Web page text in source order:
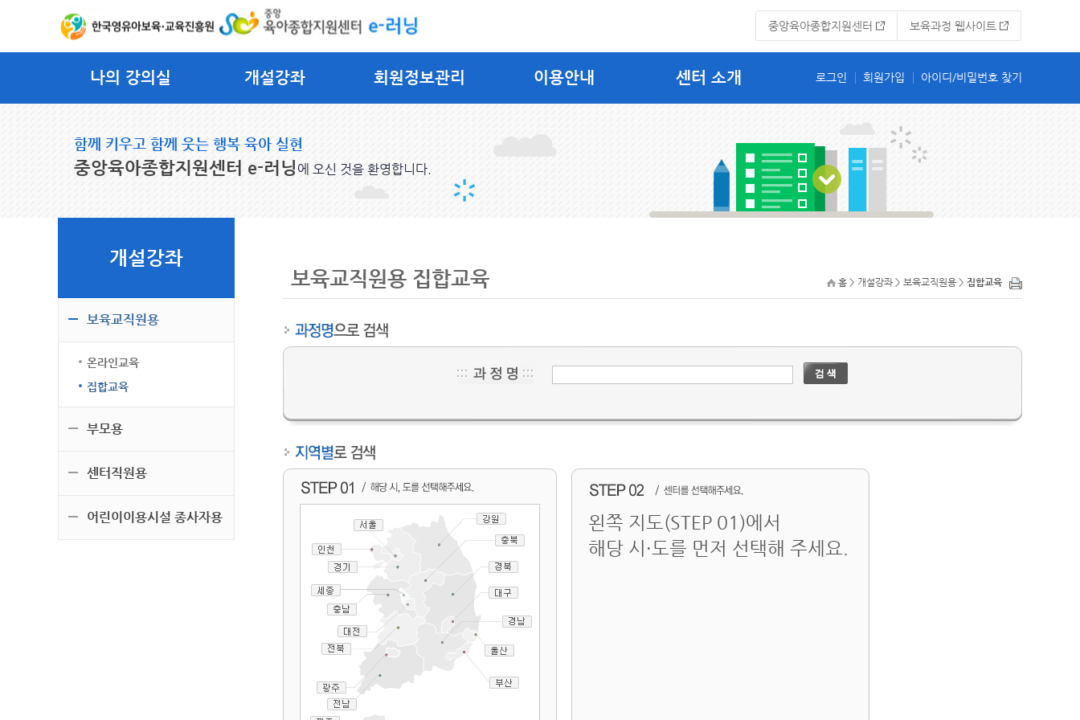
중앙육아종합지원센터 보육과정 웹사이트
나의 강의실 개설강좌 회원정보관리 이용안내 센터 소개
함께 키우고 함께 웃는 행복 육아 실현
중앙육아종합지원센터 e-러닝 에 오신 것을 환영합니다.
개설강좌
보육교직원용
온라인교육
집합교육
부모용
센터직원용
어린이이용시설 종사자용
보육교직원용 집합교육 홈 > 개설강좌 > 보육교직원용 > 집합교육
왼쪽 지도(STEP 01)에서
해당 시·도를 먼저 선택해 주세요.